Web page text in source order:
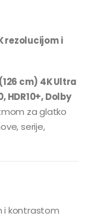
rezolucijom i
cm) 4K Ultra
HDR10+, Dolby
za glatko
serije,
i kontrastom